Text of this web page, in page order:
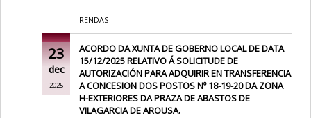
RENDAS
23
dec
2025
ACORDO DA XUNTA DE GOBERNO LOCAL DE DATA
15/12/2025 RELATIVO Á SOLICITUDE DE
AUTORIZACIÓN PARA ADQUIRIR EN TRANSFERENCIA
A CONCESION DOS POSTOS Nº 18-19-20 DA ZONA
H-EXTERIORES DA PRAZA DE ABASTOS DE
VILAGARCIA DE AROUSA.